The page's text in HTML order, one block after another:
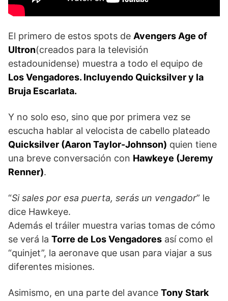
El primero de estos spots de Avengers Age of
Ultron(creados para la televisión
estadounidense) muestra a todo el equipo de
Los Vengadores. Incluyendo Quicksilver y la
Bruja Escarlata.
Y no solo eso, sino que por primera vez se
escucha hablar al velocista de cabello plateado
Quicksilver (Aaron Taylor-Johnson) quien tiene
una breve conversación con Hawkeye (Jeremy
Renner).
“Si sales por esa puerta, serás un vengador” le
dice Hawkeye.
Además el tráiler muestra varias tomas de cómo
se verá la Torre de Los Vengadores así como el
“quinjet”, la aeronave que usan para viajar a sus
diferentes misiones.
Asimismo, en una parte del avance Tony Stark